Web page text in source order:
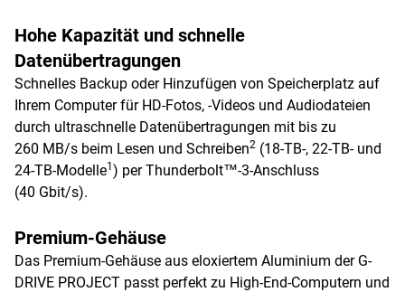
Hohe Kapazität und schnelle
Datenübertragungen
Schnelles Backup oder Hinzufügen von Speicherplatz auf
Ihrem Computer für HD-Fotos, -Videos und Audiodateien
durch ultraschnelle Datenübertragungen mit bis zu
260 MB/s beim Lesen und Schreiben2 (18-TB-, 22-TB- und
24-TB-Modelle1 ) per Thunderbolt™-3-Anschluss
(40 Gbit/s).
Premium-Gehäuse
Das Premium-Gehäuse aus eloxiertem Aluminium der G-
DRIVE PROJECT passt perfekt zu High-End-Computern und